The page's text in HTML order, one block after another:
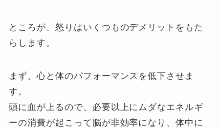
ところが、怒りはいくつものデメリットをもた
らします。
まず、心と体のパフォーマンスを低下させま
す。
頭に血が上るので、必要以上にムダなエネルギ
ーの消費が起こって脳が非効率になり、体中に